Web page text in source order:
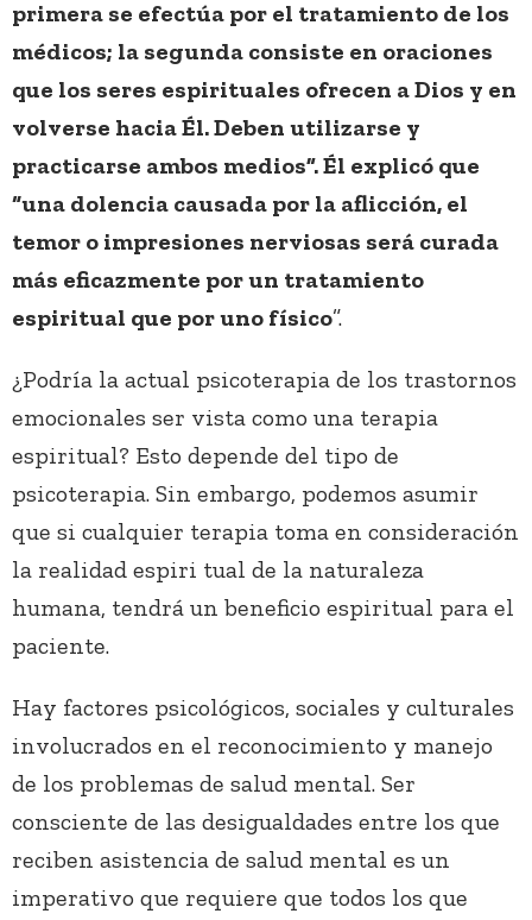
primera se efectúa por el tratamiento de los
médicos; la segunda consiste en oraciones
que los seres espirituales ofrecen a Dios y en
volverse hacia Él. Deben utilizarse y
practicarse ambos medios”. Él explicó que
“una dolencia causada por la aflicción, el
temor o impresiones nerviosas será curada
más eficazmente por un tratamiento
espiritual que por uno físico”.
¿Podría la actual psicoterapia de los trastornos
emocionales ser vista como una terapia
espiritual? Esto depende del tipo de
psicoterapia. Sin embargo, podemos asumir
que si cualquier terapia toma en consideración
la realidad espiri tual de la naturaleza
humana, tendrá un beneficio espiritual para el
paciente.
Hay factores psicológicos, sociales y culturales
involucrados en el reconocimiento y manejo
de los problemas de salud mental. Ser
consciente de las desigualdades entre los que
reciben asistencia de salud mental es un
imperativo que requiere que todos los que